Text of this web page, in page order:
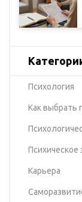
Психология
Как выбрать
Психическое
Карьера